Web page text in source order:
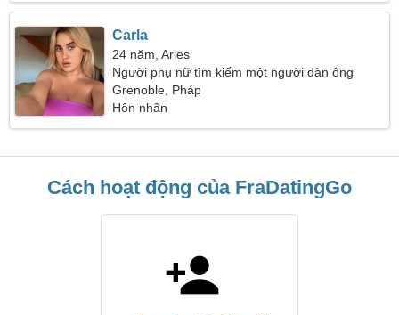
Carla
24 năm, Aries
Người phụ nữ tìm kiếm một người đàn ông
Grenoble, Pháp
Hôn nhân
Cách hoạt động của FraDatingGo